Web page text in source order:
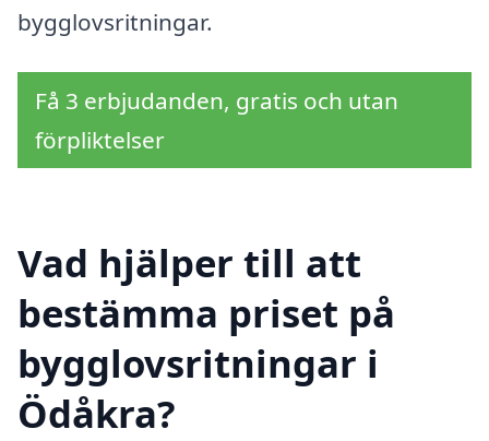
bygglovsritningar.
Få 3 erbjudanden, gratis och utan
förpliktelser
Vad hjälper till att
bestämma priset på
bygglovsritningar i
Ödåkra?